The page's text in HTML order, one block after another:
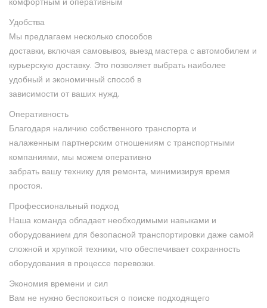
Удобства
Мы предлагаем несколько способов
доставки, включая самовывоз, выезд мастера с автомобилем и
курьерскую доставку. Это позволяет выбрать наиболее
удобный и экономичный способ в
зависимости от ваших нужд.
Оперативность
Благодаря наличию собственного транспорта и
налаженным партнерским отношениям с транспортными
компаниями, мы можем оперативно
забрать вашу технику для ремонта, минимизируя время
простоя.
Профессиональный подход
Наша команда обладает необходимыми навыками и
оборудованием для безопасной транспортировки даже самой
сложной и хрупкой техники, что обеспечивает сохранность
оборудования в процессе перевозки.
Экономия времени и сил
Вам не нужно беспокоиться о поиске подходящего